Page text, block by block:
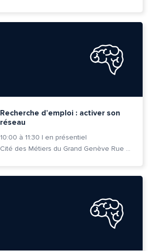
Recherche d’emploi : activer son
réseau
10:00 à 11:30 | en présentiel
Cité des Métiers du Grand Genève Rue Prévost-Martin 6 1205 Genève